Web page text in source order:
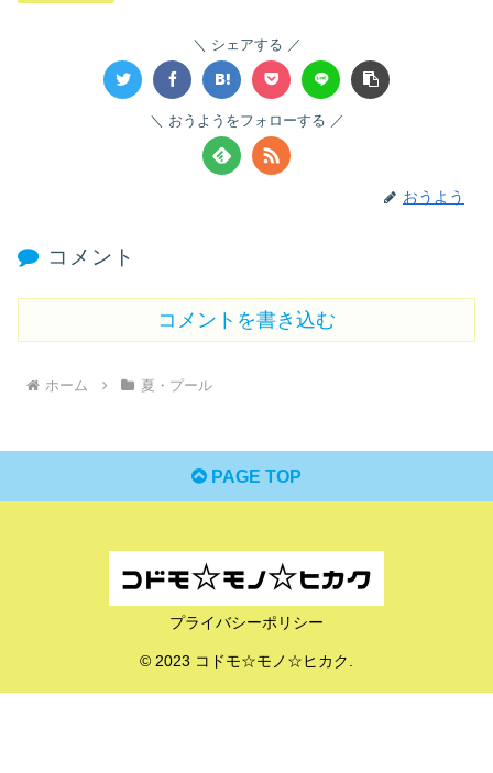
シェアする
おうようをフォローする
おうよう
コメント
コメントを書き込む
ホーム 夏・プール
PAGE TOP
プライバシーポリシー
© 2023 コドモ☆モノ☆ヒカク.